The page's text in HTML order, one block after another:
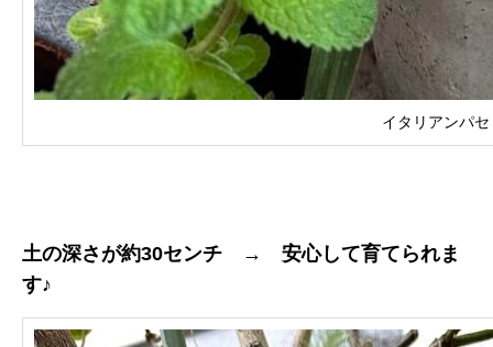
イタリアンパ
土の深さが約30センチ → 安心して育てられま
す♪